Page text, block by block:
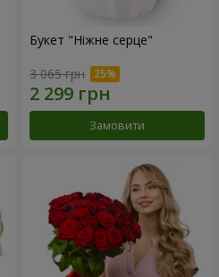
Букет "Ніжне серце"
3 065 грн
Замовити